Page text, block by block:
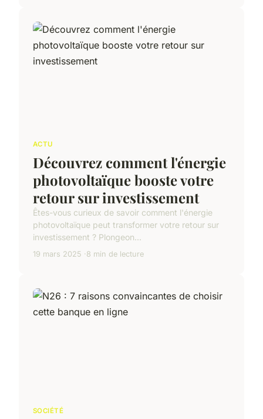
ACTU
Découvrez comment l'énergie
photovoltaïque booste votre
retour sur investissement
Êtes-vous curieux de savoir comment l'énergie
photovoltaïque peut transformer votre retour sur
investissement ? Plongeon...
19 mars 2025 8 min de lecture
SOCIÉTÉ